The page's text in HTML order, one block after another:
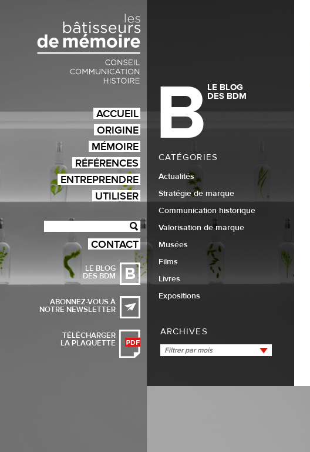
ACCUEIL
ORIGINE
MÉMOIRE
RÉFÉRENCES
ENTREPRENDRE
UTILISER
CONTACT
LE BLOG
DES BDM
ABONNEZ-VOUS À
NOTRE NEWSLETTER
TÉLÉCHARGER
LA PLAQUETTE
B LE BLOG
DES BDM
CATÉGORIES
Actualités
Stratégie de marque
Communication historique
Valorisation de marque
Musées
Films
Livres
Expositions
ARCHIVES
Filtrer par mois